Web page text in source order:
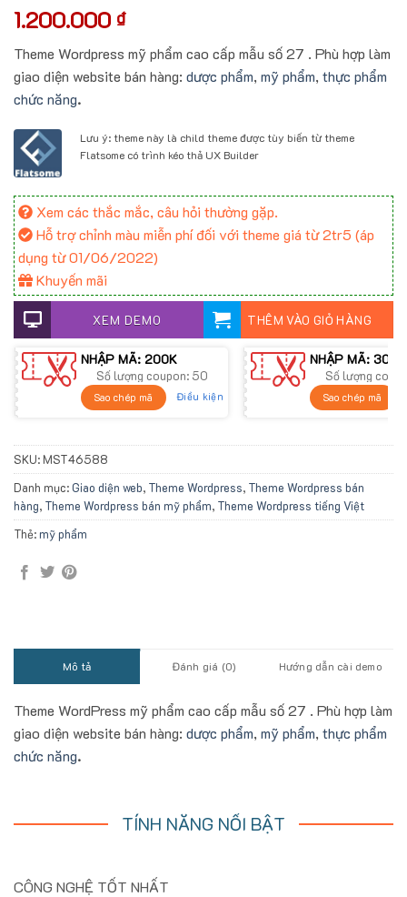
1.200.000 ₫
Theme Wordpress mỹ phẩm cao cấp mẫu số 27 . Phù hợp làm
giao diện website bán hàng: dược phẩm, mỹ phẩm, thực phẩm
chức năng.
Lưu ý: theme này là child theme được tùy biến từ theme
Flatsome có trình kéo thả UX Builder
Xem các thắc mắc, câu hỏi thường gặp.
Hỗ trợ chỉnh màu miễn phí đối với theme giá từ 2tr5 (áp
dụng từ 01/06/2022)
Khuyến mãi
XEM DEMO THÊM VÀO GIỎ HÀNG
NHẬP MÃ: 200K
Số lượng coupon: 50
Sao chép mã Điều kiện
NHẬP MÃ: 300K
Số lượng
Sao chép mã
SKU: MST46588
Danh mục:Giao diện web, Theme Wordpress, Theme Wordpress bán
hàng, Theme Wordpress bán mỹ phẩm, Theme Wordpress tiếng Việt
Thẻ:mỹ phẩm
Mô tả Đánh giá (0) Hướng dẫn cài demo
Theme WordPress mỹ phẩm cao cấp mẫu số 27 . Phù hợp làm
giao diện website bán hàng: dược phẩm, mỹ phẩm, thực phẩm
chức năng.
TÍNH NĂNG NỔI BẬT
CÔNG NGHỆ TỐT NHẤT